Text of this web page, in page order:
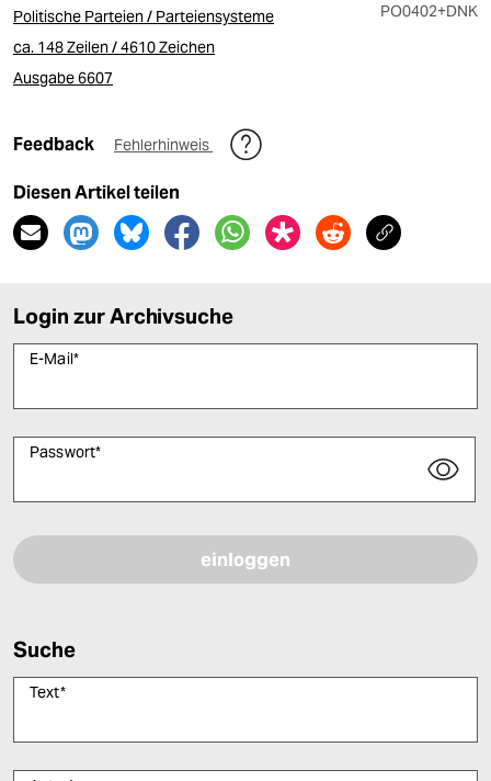
Politische Parteien / Parteiensysteme
PO0402+DNK
ca. 148 Zeilen / 4610 Zeichen
Ausgabe 6607
Feedback Fehlerhinweis
Diesen Artikel teilen
Login zur Archivsuche
E-Mail*
Passwort*
Suche
Text*